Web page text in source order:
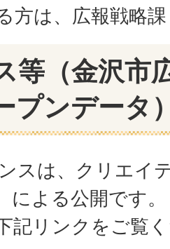
方は、広報戦略
等（金沢市
プンデータ
スは、クリエイ
による公開です。
記リンクをご覧